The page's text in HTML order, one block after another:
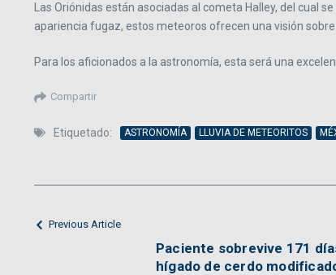
Las Oriónidas están asociadas al cometa Halley, del
apariencia fugaz, estos meteoros ofrecen una visión
Para los aficionados a la astronomía, esta será una
Compartir
Etiquetado: ASTRONOMÍA LLUVIA DE METEORITOS
Previous Article
Paciente sobrevive 171
hígado de cerdo